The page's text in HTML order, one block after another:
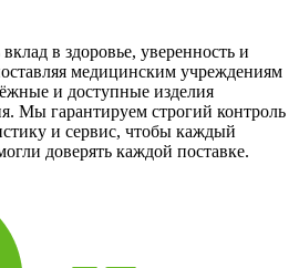
в здоровье, уверенность и
медицинским учреждениям
и доступные изделия
Мы гарантируем строгий контроль
и сервис, чтобы каждый
доверять каждой поставке.